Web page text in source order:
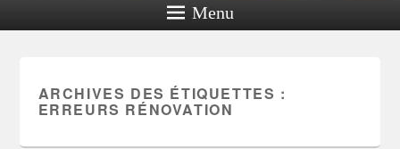
Menu
ARCHIVES DES ÉTIQUETTES :
ERREURS RÉNOVATION